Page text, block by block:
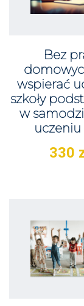
Bez
wspierać
szkoły
w
uczeniu
330